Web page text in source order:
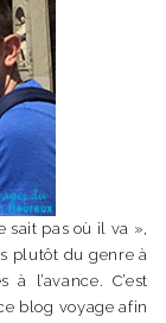
sait pas où il va »,
plutôt du genre à
l’avance. C’est
blog voyage afin